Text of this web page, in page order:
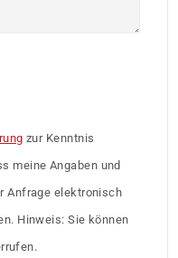
zur Kenntnis
meine Angaben und
Anfrage elektronisch
Hinweis: Sie können